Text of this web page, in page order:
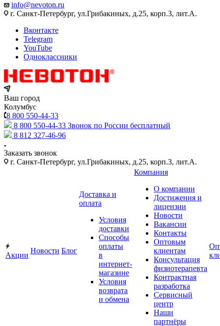
info@nevoton.ru
г. Санкт-Петербург, ул.Грибакиных, д.25, корп.3, лит.А.
Вконтакте
Telegram
YouTube
Одноклассники
Ваш город
Колумбус
8 800 550-44-33
8 800 550-44-33 Звонок по России бесплатный
8 812 327-46-96
Заказать звонок
г. Санкт-Петербург, ул.Грибакиных, д.25, корп.3, лит.А.
Акции
Новости Блог
Доставка и
оплата
Условия
доставки
Способы
оплаты
в
интернет-
магазине
Условия
возврата
и обмена
Компания
О компании
Достижения и
лицензии
Новости
Вакансии
Контакты
Оптовым
клиентам
Консультация
физиотерапевта
Контрактная
разработка
Сервисный
центр
Наши
партнёры